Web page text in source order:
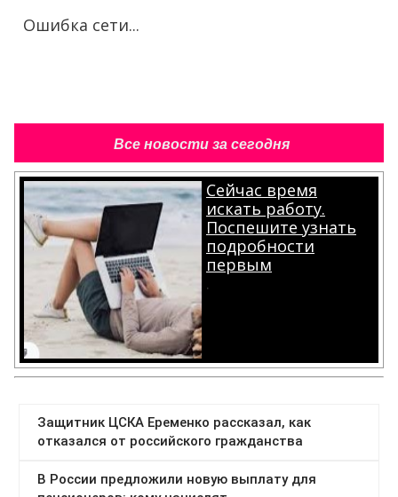
Ошибка сети...
Все новости за сегодня
Сейчас время
искать работу.
Поспешите узнать
подробности
первым
.